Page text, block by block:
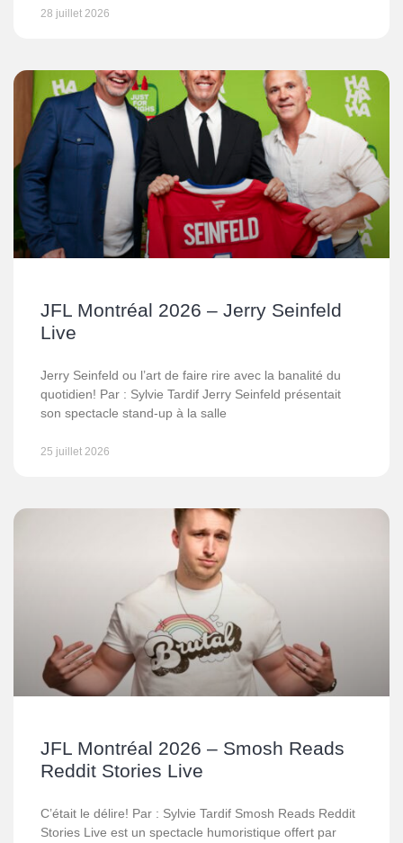
28 juillet 2026
JFL Montréal 2026 – Jerry Seinfeld
Live
Jerry Seinfeld ou l’art de faire rire avec la banalité du
quotidien! Par : Sylvie Tardif Jerry Seinfeld présentait
son spectacle stand-up à la salle
25 juillet 2026
JFL Montréal 2026 – Smosh Reads
Reddit Stories Live
C’était le délire! Par : Sylvie Tardif Smosh Reads Reddit
Stories Live est un spectacle humoristique offert par